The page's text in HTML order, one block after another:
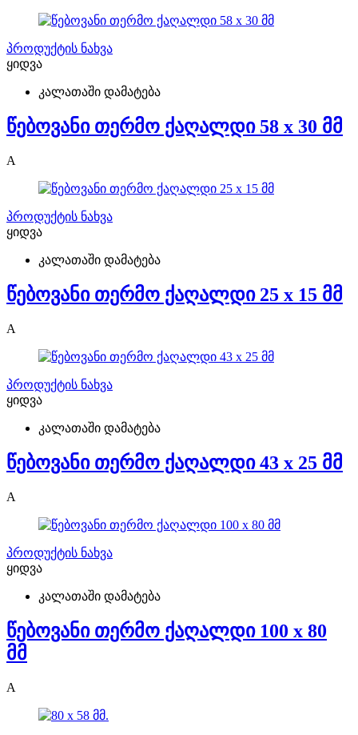
პროდუქტის ნახვა
ყიდვა
კალათაში დამატება
წებოვანი თერმო ქაღალდი 58 x 30 მმ
A
პროდუქტის ნახვა
ყიდვა
კალათაში დამატება
წებოვანი თერმო ქაღალდი 25 x 15 მმ
A
პროდუქტის ნახვა
ყიდვა
კალათაში დამატება
წებოვანი თერმო ქაღალდი 43 x 25 მმ
A
პროდუქტის ნახვა
ყიდვა
კალათაში დამატება
წებოვანი თერმო ქაღალდი 100 x 80
მმ
A